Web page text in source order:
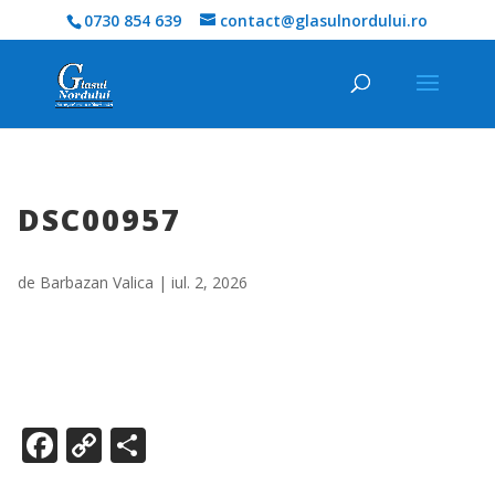
0730 854 639 contact@glasulnordului.ro
DSC00957
de Barbazan Valica | iul. 2, 2026
F C P